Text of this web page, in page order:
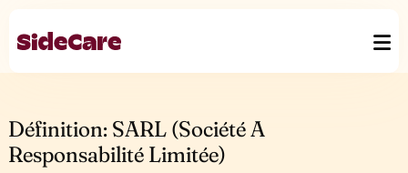
Définition: SARL (Société A
Responsabilité Limitée)